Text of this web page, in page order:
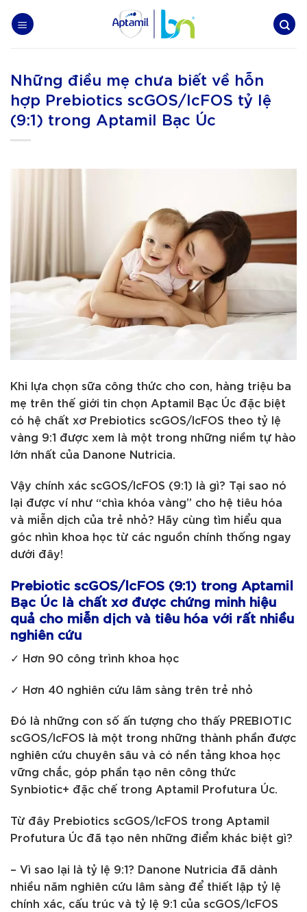
Những điều mẹ chưa biết về hỗn
hợp Prebiotics scGOS/lcFOS tỷ lệ
(9:1) trong Aptamil Bạc Úc
Khi lựa chọn sữa công thức cho con, hàng triệu ba
mẹ trên thế giới tin chọn Aptamil Bạc Úc đặc biệt
có hệ chất xơ Prebiotics scGOS/lcFOS theo tỷ lệ
vàng 9:1 được xem là một trong những niềm tự hào
lớn nhất của Danone Nutricia.
Vậy chính xác scGOS/lcFOS (9:1) là gì? Tại sao nó
lại được ví như “chìa khóa vàng” cho hệ tiêu hóa
và miễn dịch của trẻ nhỏ? Hãy cùng tìm hiểu qua
góc nhìn khoa học từ các nguồn chính thống ngay
dưới đây!
Prebiotic scGOS/lcFOS (9:1) trong Aptamil
Bạc Úc là chất xơ được chứng minh hiệu
quả cho miễn dịch và tiêu hóa với rất nhiều
nghiên cứu
✓ Hơn 90 công trình khoa học
✓ Hơn 40 nghiên cứu lâm sàng trên trẻ nhỏ
Đó là những con số ấn tượng cho thấy PREBIOTIC
scGOS/lcFOS là một trong những thành phần được
nghiên cứu chuyên sâu và có nền tảng khoa học
vững chắc, góp phần tạo nên công thức
Synbiotic+ đặc chế trong Aptamil Profutura Úc.
Từ đây Prebiotics scGOS/lcFOS trong Aptamil
Profutura Úc đã tạo nên những điểm khác biệt gì?
– Vì sao lại là tỷ lệ 9:1? Danone Nutricia đã dành
nhiều năm nghiên cứu lâm sàng để thiết lập tỷ lệ
chính xác, cấu trúc và tỷ lệ 9:1 của scGOS/lcFOS